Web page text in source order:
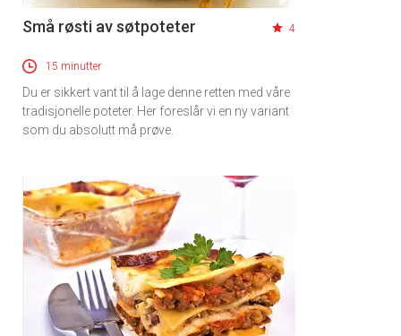
Små røsti av søtpoteter 4
15 minutter
Du er sikkert vant til å lage denne retten med våre
tradisjonelle poteter. Her foreslår vi en ny variant
som du absolutt må prøve.